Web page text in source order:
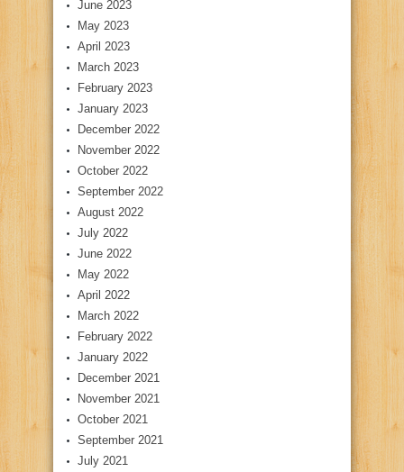
June 2023
May 2023
April 2023
March 2023
February 2023
January 2023
December 2022
November 2022
October 2022
September 2022
August 2022
July 2022
June 2022
May 2022
April 2022
March 2022
February 2022
January 2022
December 2021
November 2021
October 2021
September 2021
July 2021